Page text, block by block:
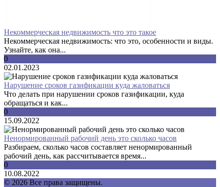
Некоммерческая недвижимость что это такое
Некоммерческая недвижимость: что это, особенности и виды.
Узнайте, как она...
0
02.01.2023
Нарушение сроков газификации куда жаловаться
Что делать при нарушении сроков газификации, куда
обращаться и как...
0
15.09.2022
Ненормированный рабочий день это сколько часов
Разбираем, сколько часов составляет ненормированный
рабочий день, как рассчитывается время...
0
10.08.2022
© 2026 Все права защищены.